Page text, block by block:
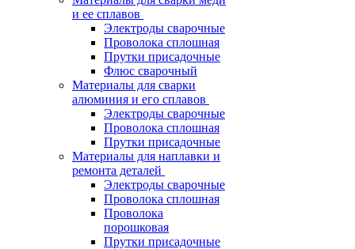
и ее сплавов
Электроды сварочные
Проволока сплошная
Прутки присадочные
Флюс сварочный
Материалы для сварки
алюминия и его сплавов
Электроды сварочные
Проволока сплошная
Прутки присадочные
Материалы для наплавки и
ремонта деталей
Электроды сварочные
Проволока сплошная
Проволока
порошковая
Прутки присадочные